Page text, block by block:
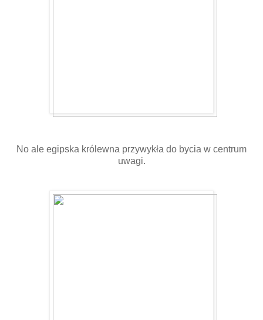
No ale egipska królewna przywykła do bycia w centrum
uwagi.